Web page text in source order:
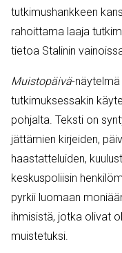
tutkimushankkeen
rahoittama laaja
tietoa Stalinin
Muistopäivä-
tutkimuksessakin
pohjalta. Teksti on
jättämien kirjeiden,
haastatteluiden,
keskuspoliisin
pyrkii luomaan
ihmisistä, jotka olivat
muistetuksi.